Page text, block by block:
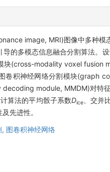
image, MRI)图像中多种
的多模态信息融合分割算法
块(cross-modality voxel fusion
卷积神经网络分割模块(graph
module, MMDM)对特
算法的平均骰子系数Dice 、交并
先进性。
, 图卷积神经网络